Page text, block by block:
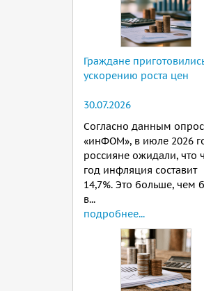
Граждане
ускорению роста цен
30.07.2026
Согласно данным
«инФОМ», в июле 2026
россияне ожидали, что
год инфляция составит
14,7%. Это больше, чем
в...
подробнее...